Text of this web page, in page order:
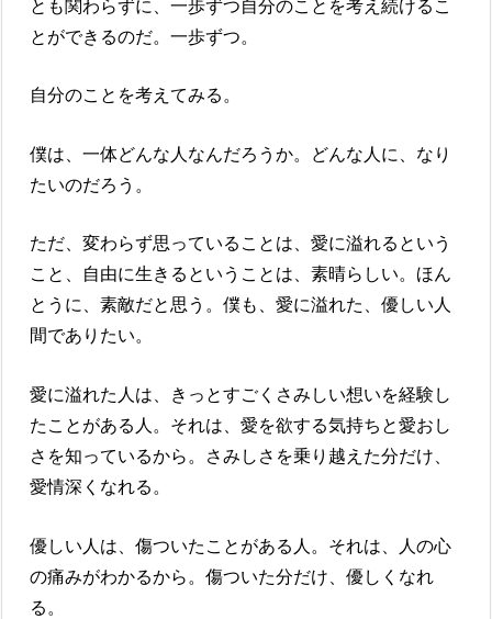
とも関わらずに、一歩ずつ自分のことを考え続けるこ
とができるのだ。一歩ずつ。
自分のことを考えてみる。
僕は、一体どんな人なんだろうか。どんな人に、なり
たいのだろう。
ただ、変わらず思っていることは、愛に溢れるという
こと、自由に生きるということは、素晴らしい。ほん
とうに、素敵だと思う。僕も、愛に溢れた、優しい人
間でありたい。
愛に溢れた人は、きっとすごくさみしい想いを経験し
たことがある人。それは、愛を欲する気持ちと愛おし
さを知っているから。さみしさを乗り越えた分だけ、
愛情深くなれる。
優しい人は、傷ついたことがある人。それは、人の心
の痛みがわかるから。傷ついた分だけ、優しくなれ
る。